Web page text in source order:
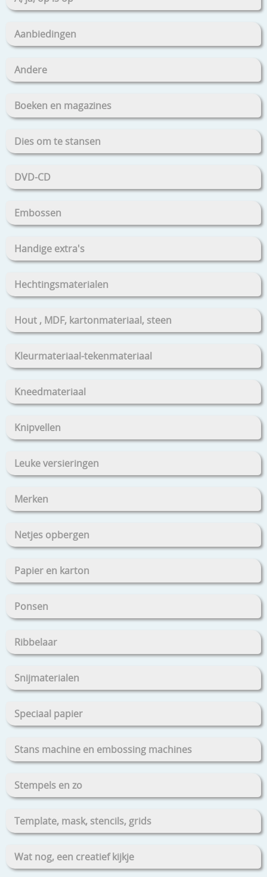
Aanbiedingen
Andere
Boeken en magazines
Dies om te stansen
DVD-CD
Embossen
Handige extra's
Hechtingsmaterialen
Hout , MDF, kartonmateriaal, steen
Kleurmateriaal-tekenmateriaal
Kneedmateriaal
Knipvellen
Leuke versieringen
Merken
Netjes opbergen
Papier en karton
Ponsen
Ribbelaar
Snijmaterialen
Speciaal papier
Stans machine en embossing machines
Stempels en zo
Template, mask, stencils, grids
Wat nog, een creatief kijkje